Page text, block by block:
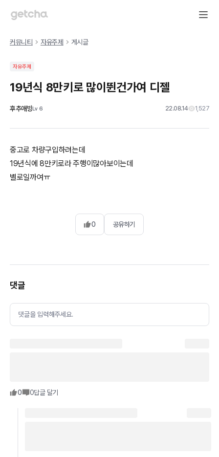
커뮤니티 자유주제 게시글
자유주제
19년식 8만키로 많이뛴건가여 디젤
후추애빙Lv 6 22.08.14 1,527
중고로 차량구입하려는데
19년식에 8만키로라 주행이많아보이는데
별로일까여ㅠ
0 공유하기
댓글
댓글을 입력해주세요.
0 0답글 달기